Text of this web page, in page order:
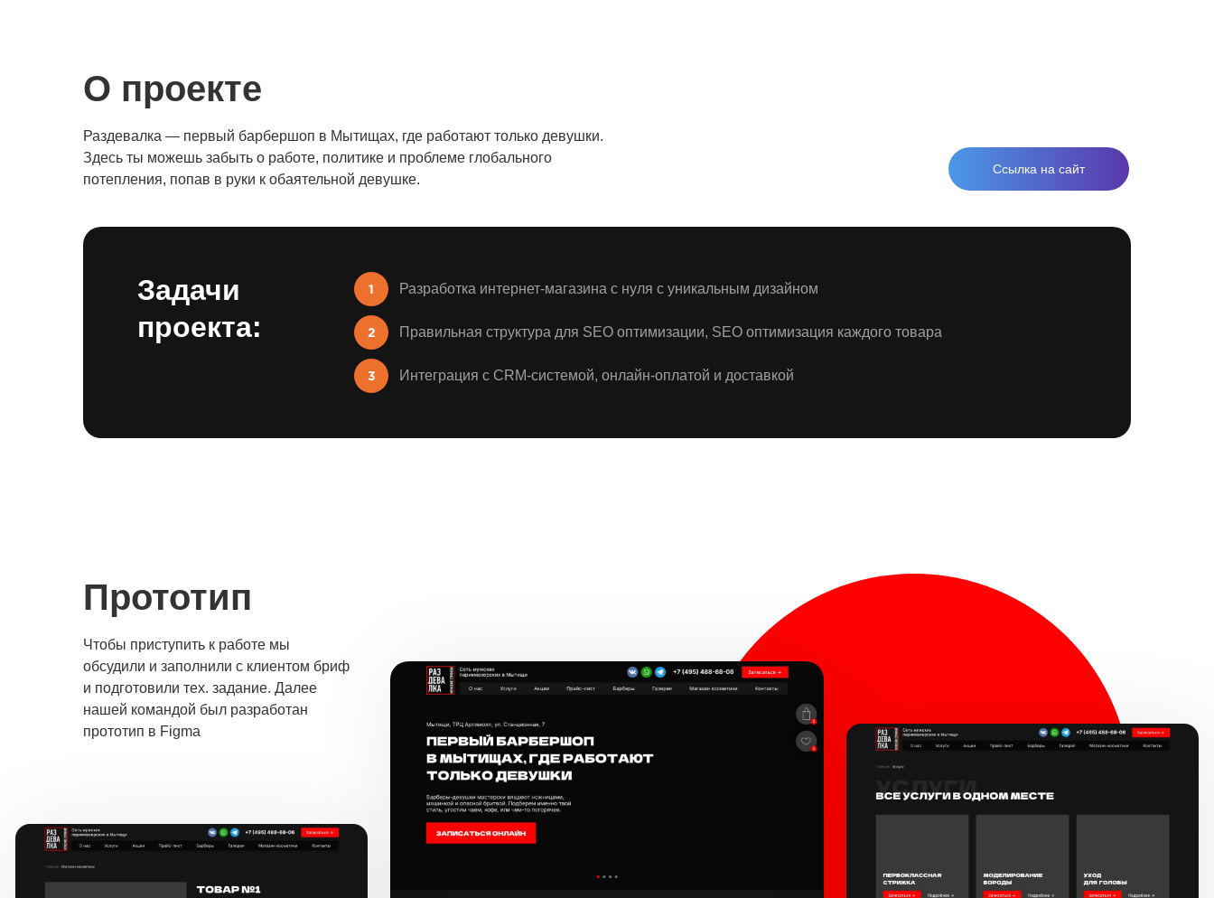
О проекте
Раздевалка — первый барбершоп в Мытищах, где работают только девушки.
Здесь ты можешь забыть о работе, политике и проблеме глобального
потепления, попав в руки к обаятельной девушке.
Задачи
проекта:
Разработка интернет-магазина с нуля с уникальным дизайном
Правильная структура для SEO оптимизации, SEO оптимизация каждого товара
Интеграция с CRM-системой, онлайн-оплатой и доставкой
Ссылка на сайт
Прототип
Чтобы приступить к работе мы
обсудили и заполнили с клиентом бриф
и подготовили тех. задание. Далее
нашей командой был разработан
прототип в Figma